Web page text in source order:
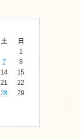
土
日
1
7
8
14
15
21
22
28
29